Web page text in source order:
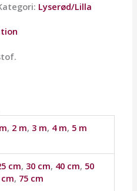
Lyserød/Lilla
, 2 m, 3 m, 4 m, 5 m
cm, 30 cm, 40 cm, 50
, 75 cm